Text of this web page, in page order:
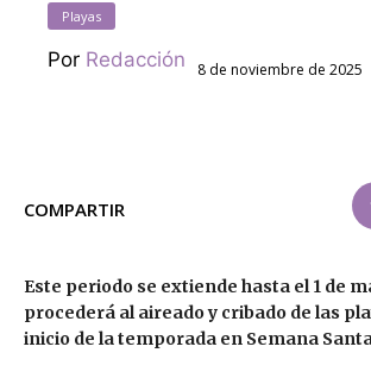
Playas
Por Redacción 8 de noviembre de 2025
COMPARTIR
Este periodo se extiende hasta el 1 de
procederá al aireado y cribado de las
inicio de la temporada en Semana